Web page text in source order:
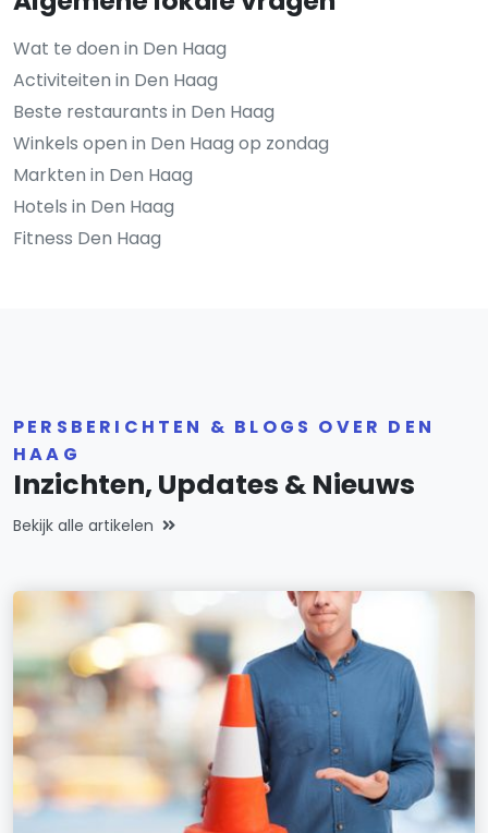
Wat te doen in Den Haag
Activiteiten in Den Haag
Beste restaurants in Den Haag
Winkels open in Den Haag op zondag
Markten in Den Haag
Hotels in Den Haag
Fitness Den Haag
PERSBERICHTEN & BLOGS OVER DEN
HAAG
Inzichten, Updates & Nieuws
Bekijk alle artikelen